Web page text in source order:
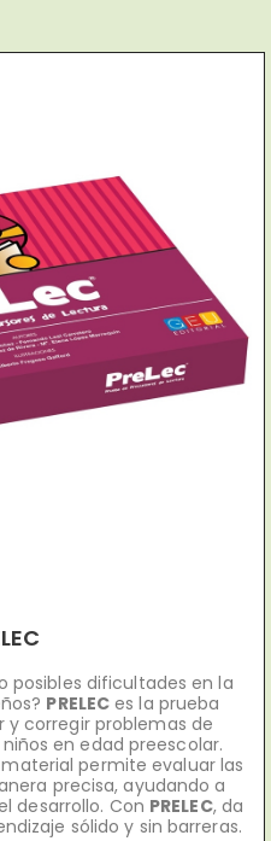
posibles dificultades en la
PRELEC es la prueba
corregir problemas de
en edad preescolar.
permite evaluar las
precisa, ayudando a
desarrollo. Con PRELEC, da
sólido y sin barreras.